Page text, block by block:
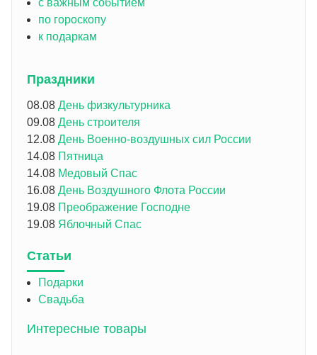
с важным событием
по гороскопу
к подаркам
Праздники
08.08 День физкультурника
09.08 День строителя
12.08 День Военно-воздушных сил России
14.08 Пятница
14.08 Медовый Спас
16.08 День Воздушного Флота России
19.08 Преображение Господне
19.08 Яблочный Спас
Статьи
Подарки
Свадьба
Интересные товары